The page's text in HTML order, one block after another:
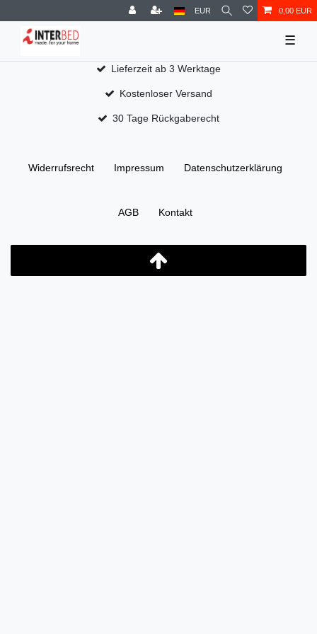
EUR 0,00 EUR
☰
Lieferzeit ab 3 Werktage
Kostenloser Versand
30 Tage Rückgaberecht
Widerrufs­recht Impressum Daten­schutz­erklärung
AGB Kontakt